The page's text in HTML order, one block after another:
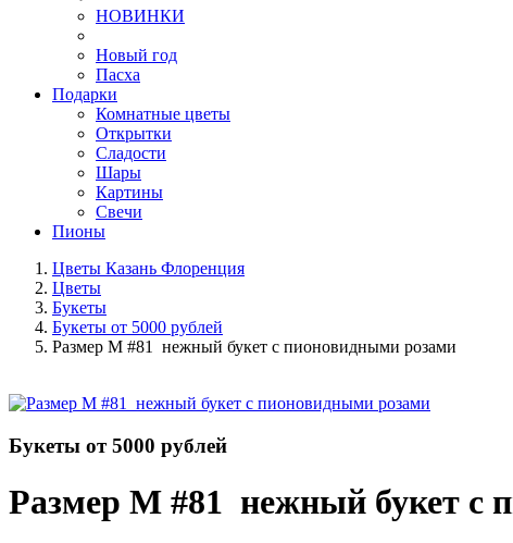
НОВИНКИ
Новый год
Пасха
Подарки
Комнатные цветы
Открытки
Сладости
Шары
Картины
Свечи
Пионы
Цветы Казань Флоренция
Цветы
Букеты
Букеты от 5000 рублей
Размер M #81 нежный букет с пионовидными розами
Букеты от 5000 рублей
Размер M #81 нежный букет с